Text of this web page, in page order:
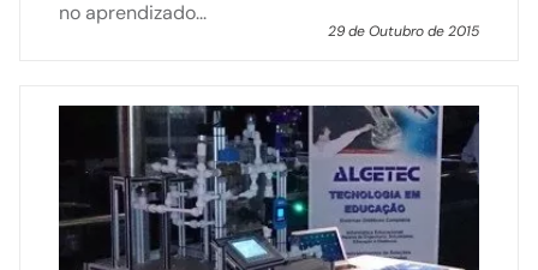
no aprendizado...
29 de Outubro de 2015